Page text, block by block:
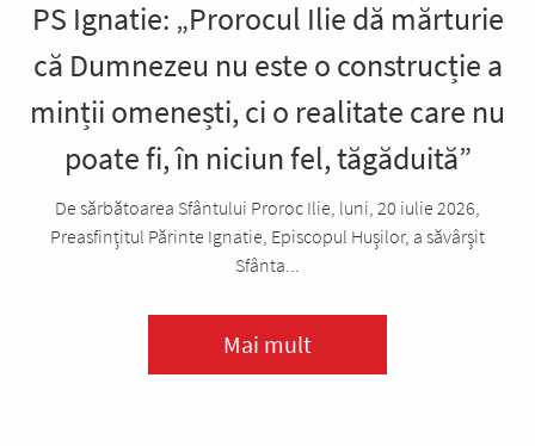
PS Ignatie: „Prorocul Ilie dă mărturie
că Dumnezeu nu este o construcție a
minții omenești, ci o realitate care nu
poate fi, în niciun fel, tăgăduită”
De sărbătoarea Sfântului Proroc Ilie, luni, 20 iulie 2026,
Preasfințitul Părinte Ignatie, Episcopul Hușilor, a săvârșit
Sfânta...
Mai mult